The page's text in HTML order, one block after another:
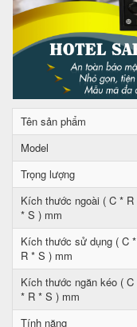
Tên sản phẩm
Model
Trọng lượng
Kích thước ngoài ( C * R
* S ) mm
Kích thước sử dụng ( C *
R * S ) mm
Kích thước ngăn kéo ( C
* R * S ) mm
Tính năng